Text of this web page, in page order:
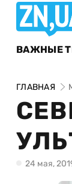
ВАЖНЫЕ
ГЛАВНАЯ
24 мая,